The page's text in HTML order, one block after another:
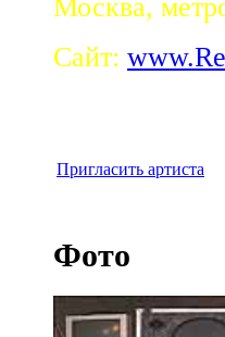
Москва,
Cайт:
Пригласить артиста
Фото